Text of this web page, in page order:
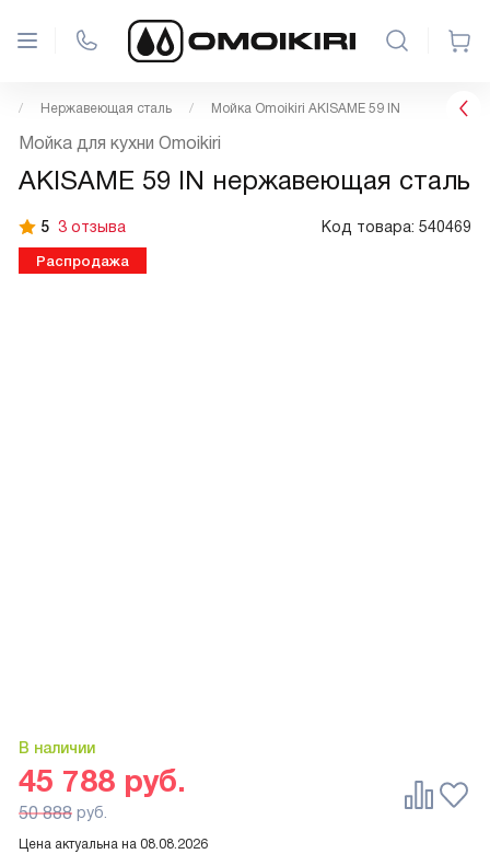
Нержавеющая сталь Мойка Omoikiri AKISAME 59 IN
5 3 отзыва Код товара: 540469
В наличии
Распродажа
Мойка для кухни Omoikiri
AKISAME 59 IN нержавеющая сталь
Цена актуальна на 08.08.2026
45 788 руб.
50 888 руб.